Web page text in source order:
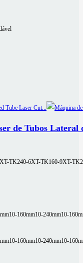
de Tubos Lateral
XT-TK240-6XT-TK160-9XT-
10-160mm10-240mm10-
10-160mm10-240mm10-